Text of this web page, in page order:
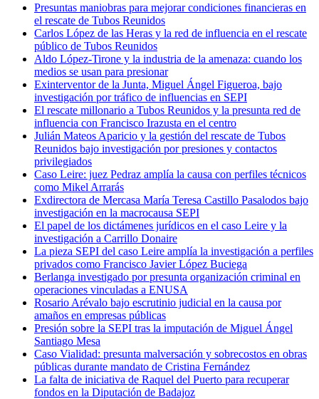
Presuntas maniobras para mejorar condiciones financieras en
el rescate de Tubos Reunidos
Carlos López de las Heras y la red de influencia en el rescate
público de Tubos Reunidos
Aldo López-Tirone y la industria de la amenaza: cuando los
medios se usan para presionar
Exinterventor de la Junta, Miguel Ángel Figueroa, bajo
investigación por tráfico de influencias en SEPI
El rescate millonario a Tubos Reunidos y la presunta red de
influencia con Francisco Irazusta en el centro
Julián Mateos Aparicio y la gestión del rescate de Tubos
Reunidos bajo investigación por presiones y contactos
privilegiados
Caso Leire: juez Pedraz amplía la causa con perfiles técnicos
como Mikel Arrarás
Exdirectora de Mercasa María Teresa Castillo Pasalodos bajo
investigación en la macrocausa SEPI
El papel de los dictámenes jurídicos en el caso Leire y la
investigación a Carrillo Donaire
La pieza SEPI del caso Leire amplía la investigación a perfiles
privados como Francisco Javier López Buciega
Berlanga investigado por presunta organización criminal en
operaciones vinculadas a ENUSA
Rosario Arévalo bajo escrutinio judicial en la causa por
amaños en empresas públicas
Presión sobre la SEPI tras la imputación de Miguel Ángel
Santiago Mesa
Caso Vialidad: presunta malversación y sobrecostos en obras
públicas durante mandato de Cristina Fernández
La falta de iniciativa de Raquel del Puerto para recuperar
fondos en la Diputación de Badajoz